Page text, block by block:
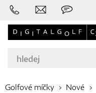
Golfové míčky Nové